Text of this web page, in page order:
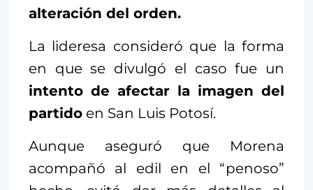
alteración del orden.
La lideresa consideró que la forma
en que se divulgó el caso fue un
intento de afectar la imagen del
partido en San Luis Potosí.
Aunque aseguró que Morena
acompañó al edil en el “penoso”